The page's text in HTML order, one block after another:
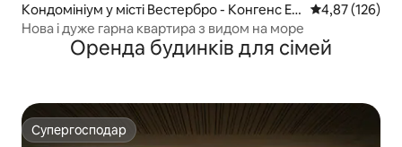
Кондомініум у місті Вестербро - Конгенс Ен
гхаве
Середня
4,87 (126)
Нова і дуже гарна квартира з видом на море
Оренда будинків для сімей
Супергосподар
Супергосподар